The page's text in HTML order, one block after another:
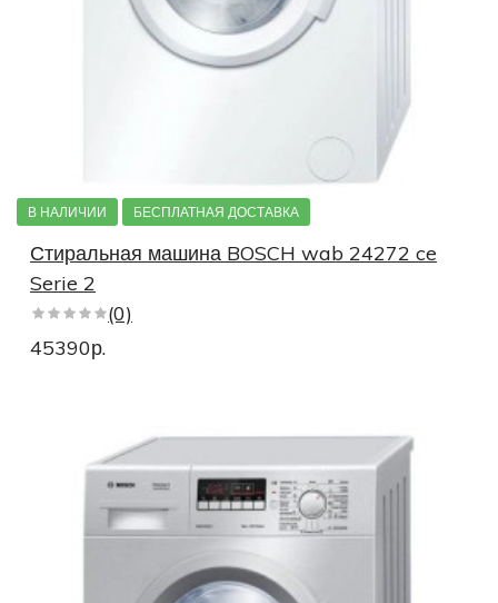
В НАЛИЧИИ БЕСПЛАТНАЯ ДОСТАВКА
Стиральная машина BOSCH wab 24272 ce
Serie 2
(0)
45390р.